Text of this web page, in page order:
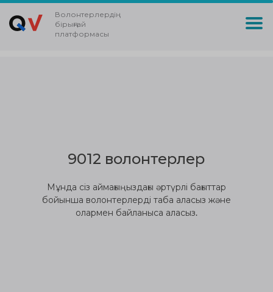
Волонтерлердің
бірыңғай
платформасы
9012 волонтерлер
Мұнда сіз аймағыңыздағы әртүрлі бағыттар
бойынша волонтерлерді таба аласыз және
олармен байланыса аласыз.